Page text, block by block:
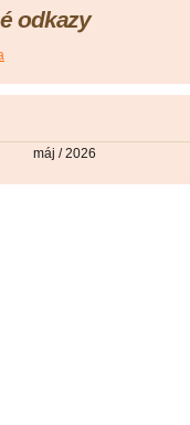
odkazy
máj / 2026